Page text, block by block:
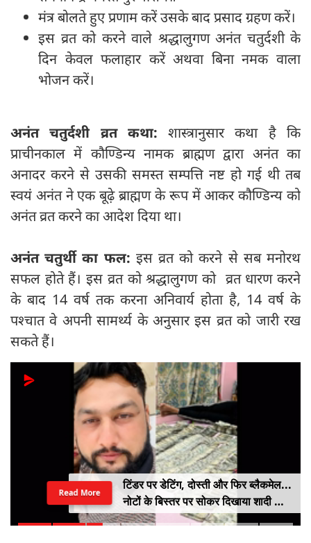
मंत्र बोलते हुए प्रणाम करें उसके बाद प्रसाद ग्रहण करें।
इस व्रत को करने वाले श्रद्धालुगण अनंत चतुर्दशी के
दिन केवल फलाहार करें अथवा बिना नमक वाला
भोजन करें।
अनंत चतुर्दशी व्रत कथा:शास्त्रानुसार कथा है कि
प्राचीनकाल में कौण्डिन्य नामक ब्राह्मण द्वारा अनंत का
अनादर करने से उसकी समस्त सम्पत्ति नष्ट हो गई थी तब
स्वयं अनंत ने एक बूढ़े ब्राह्मण के रूप में आकर कौण्डिन्य को
अनंत व्रत करने का आदेश दिया था।
अनंत चतुर्थी का फल: इस व्रत को करने से सब मनोरथ
सफल होते हैं। इस व्रत को श्रद्धालुगण को व्रत धारण करने
के बाद 14 वर्ष तक करना अनिवार्य होता है, 14 वर्ष के
पश्चात वे अपनी सामर्थ्य के अनुसार इस व्रत को जारी रख
सकते हैं।
टिंडर पर डेटिंग, दोस्ती और फिर ब्लैकमेल...
नोटों के बिस्तर पर सोकर दिखाया शादी का
सपना, लूट लिए 6 करोड़ रुपए
Read More